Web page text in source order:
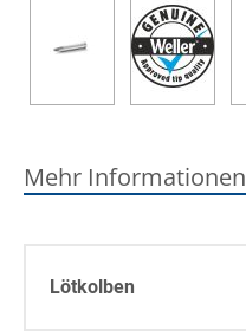
Mehr Informationen
Lötkolben